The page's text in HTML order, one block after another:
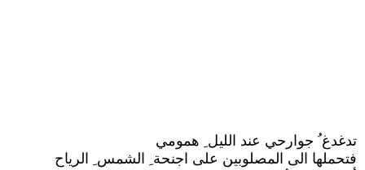
تدغدغ ُ جوارحي عند الليل ِ همومي
فتحملها الى المصلوبين على اجنحة ِ الشمس ِ الرياح